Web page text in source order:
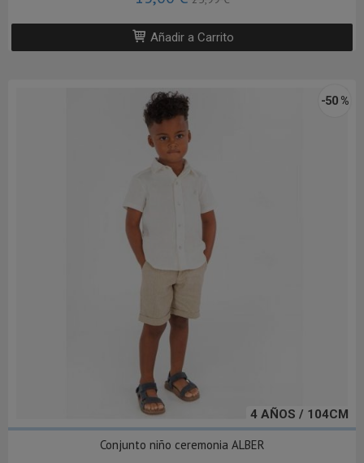
Añadir a Carrito
4 AÑOS / 104CM
-50 %
Conjunto niño ceremonia ALBER